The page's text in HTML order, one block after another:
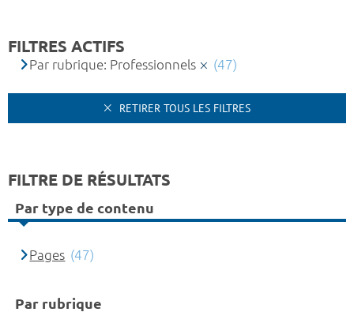
FILTRES ACTIFS
Par rubrique: Professionnels (47)
RETIRER TOUS LES FILTRES
FILTRE DE RÉSULTATS
Par type de contenu
Pages (47)
Par rubrique